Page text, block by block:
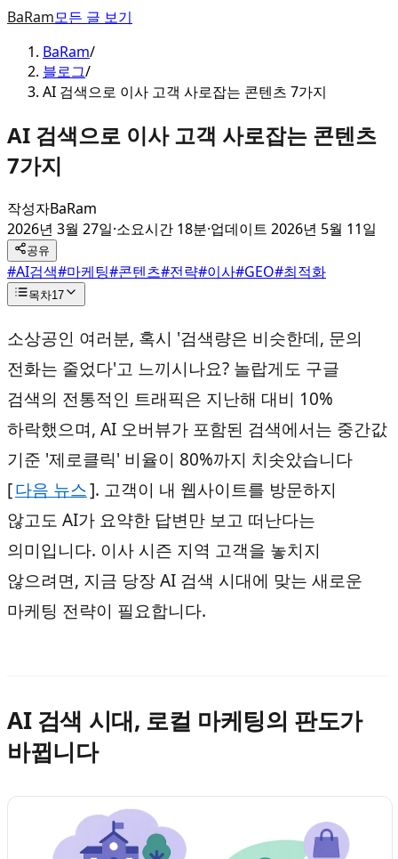
BaRam모든 글 보기
BaRam/
블로그/
AI 검색으로 이사 고객 사로잡는 콘텐츠 7가지
AI 검색으로 이사 고객 사로잡는 콘텐츠
7가지
작성자BaRam
2026년 3월 27일·소요시간 18분·업데이트 2026년 5월 11일
공유
#AI검색#마케팅#콘텐츠#전략#이사#GEO#최적화
목차17
소상공인 여러분, 혹시 '검색량은 비슷한데, 문의
전화는 줄었다'고 느끼시나요? 놀랍게도 구글
검색의 전통적인 트래픽은 지난해 대비 10%
하락했으며, AI 오버뷰가 포함된 검색에서는 중간값
기준 '제로클릭' 비율이 80%까지 치솟았습니다
[다음 뉴스]. 고객이 내 웹사이트를 방문하지
않고도 AI가 요약한 답변만 보고 떠난다는
의미입니다. 이사 시즌 지역 고객을 놓치지
않으려면, 지금 당장 AI 검색 시대에 맞는 새로운
마케팅 전략이 필요합니다.
AI 검색 시대, 로컬 마케팅의 판도가
바뀝니다